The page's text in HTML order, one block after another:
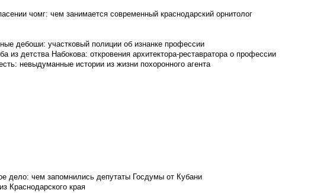
чомг: чем занимается современный краснодарский орнитолог
дебоши: участковый полиции об изнанке профессии
из детства Набокова: откровения архитектора-реставратора о профессии
невыдуманные истории из жизни похоронного агента
дело: чем запомнились депутаты Госдумы от Кубани
Краснодарского края